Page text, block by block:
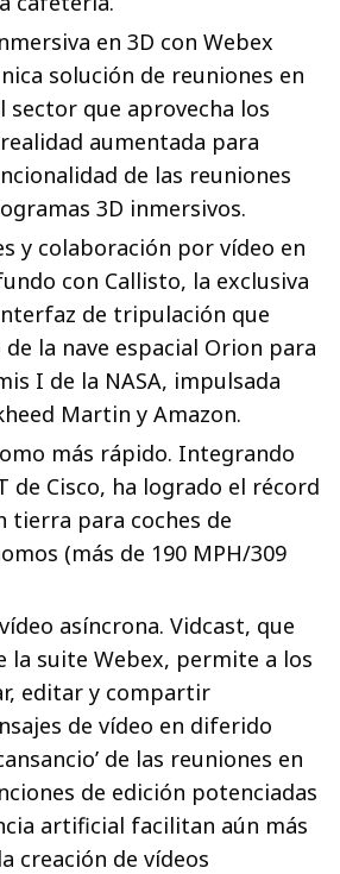
en 3D con Webex
solución de reuniones en
sector que aprovecha los
aumentada para
de las reuniones
3D inmersivos.
y colaboración por vídeo en
con Callisto, la exclusiva
de tripulación que
la nave espacial Orion para
I de la NASA, impulsada
Martin y Amazon.
más rápido. Integrando
de Cisco, ha logrado el récord
tierra para coches de
(más de 190 MPH/309
asíncrona. Vidcast, que
la suite Webex, permite a los
editar y compartir
de vídeo en diferido
de las reuniones en
de edición potenciadas
artificial facilitan aún más
creación de vídeos